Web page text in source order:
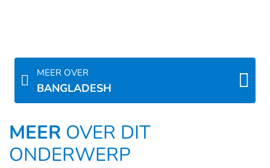
MEER OVER
BANGLADESH
MEER OVER DIT
ONDERWERP